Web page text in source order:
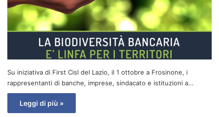
Su iniziativa di First Cisl del Lazio, il 1 ottobre a Frosinone, i
rappresentanti di banche, imprese, sindacato e istituzioni a…
Leggi di più »